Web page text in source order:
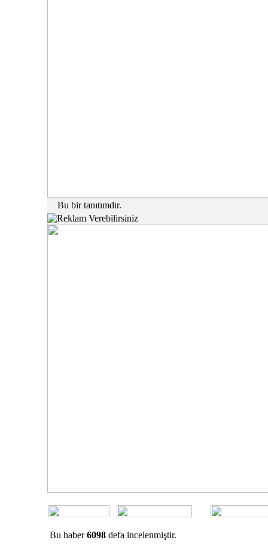
Bu bir tanıtımdır.
Bu haber6098 defa incelenmiştir.